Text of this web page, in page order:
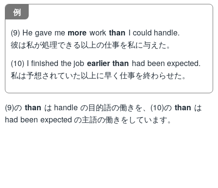
例
(9) He gave me more work than I could handle.
彼は私が処理できる以上の仕事を私に与えた。
(10) I finished the job earlier than had been expected.
私は予想されていた以上に早く仕事を終わらせた。
(9)の than は handle の目的語の働きを、(10)の than は
had been expected の主語の働きをしています。